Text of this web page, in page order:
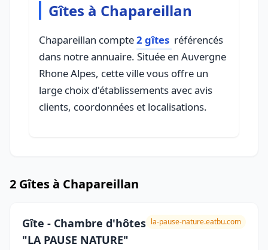
Gîtes à Chapareillan
Chapareillan compte2 gîtes référencés
dans notre annuaire. Située en Auvergne
Rhone Alpes, cette ville vous offre un
large choix d'établissements avec avis
clients, coordonnées et localisations.
2 Gîtes à Chapareillan
Gîte - Chambre d'hôtes
"LA PAUSE NATURE"
la-pause-nature.eatbu.com